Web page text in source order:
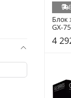
Блок
GX-
4